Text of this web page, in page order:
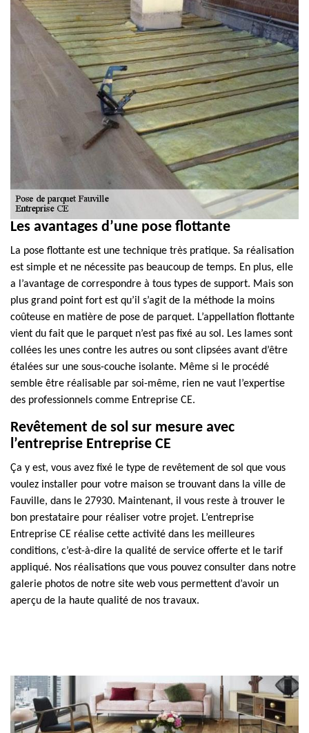
Les avantages d’une pose flottante
La pose flottante est une technique très pratique. Sa réalisation
est simple et ne nécessite pas beaucoup de temps. En plus, elle
a l’avantage de correspondre à tous types de support. Mais son
plus grand point fort est qu’il s’agit de la méthode la moins
coûteuse en matière de pose de parquet. L’appellation flottante
vient du fait que le parquet n’est pas fixé au sol. Les lames sont
collées les unes contre les autres ou sont clipsées avant d’être
étalées sur une sous-couche isolante. Même si le procédé
semble être réalisable par soi-même, rien ne vaut l’expertise
des professionnels comme Entreprise CE.
Revêtement de sol sur mesure avec
l’entreprise Entreprise CE
Ça y est, vous avez fixé le type de revêtement de sol que vous
voulez installer pour votre maison se trouvant dans la ville de
Fauville, dans le 27930. Maintenant, il vous reste à trouver le
bon prestataire pour réaliser votre projet. L’entreprise
Entreprise CE réalise cette activité dans les meilleures
conditions, c’est-à-dire la qualité de service offerte et le tarif
appliqué. Nos réalisations que vous pouvez consulter dans notre
galerie photos de notre site web vous permettent d’avoir un
aperçu de la haute qualité de nos travaux.